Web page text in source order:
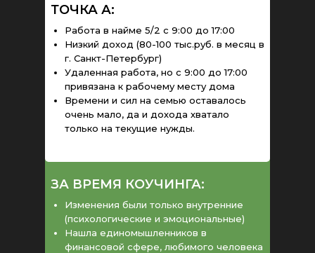
ТОЧКА А:
ЗА ВРЕМЯ КОУЧИНГА:
Работа в найме 5/2 с 9:00 до 17:00
Низкий доход (80-100 тыс.руб. в месяц в
г. Санкт-Петербург)
Удаленная работа, но с 9:00 до 17:00
привязана к рабочему месту дома
Времени и сил на семью оставалось
очень мало, да и дохода хватало
только на текущие нужды.
Изменения были только внутренние
(психологические и эмоциональные)
Нашла единомышленников в
финансовой сфере, любимого человека